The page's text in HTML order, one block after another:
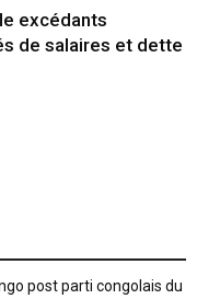
excédants
de salaires et dette
post parti congolais du